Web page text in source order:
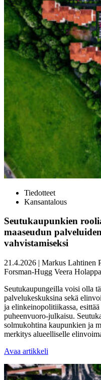
Tiedotteet
Kansantalous
Seutukaupunkien
maaseudun
vahvistamiseksi
21.4.2026 | Markus Lahtinen
Forsman-Hugg Veera Holappa
Seutukaupungeilla voisi olla
palvelukeskuksina sekä
ja elinkeinopolitiikassa,
puheenvuoro-julkaisu.
solmukohtina kaupunkien ja
merkitys alueelliselle
Avaa artikkeli